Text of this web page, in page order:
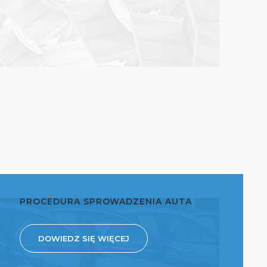
PROCEDURA SPROWADZENIA AUTA
DOWIEDZ SIĘ WIĘCEJ